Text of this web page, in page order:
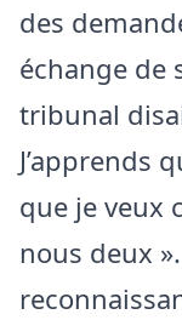
des
échange de
tribunal
J’apprends
que je veux
nous deux